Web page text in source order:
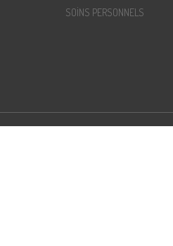
SOİNS PERSONNELS